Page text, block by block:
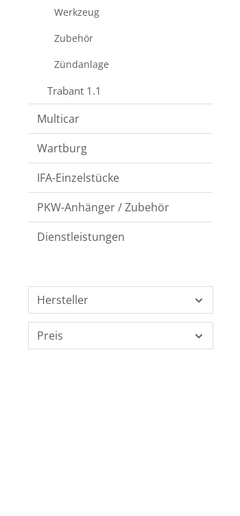
Werkzeug
Zubehör
Zündanlage
Trabant 1.1
Multicar
Wartburg
IFA-Einzelstücke
PKW-Anhänger / Zubehör
Dienstleistungen
Hersteller
Preis